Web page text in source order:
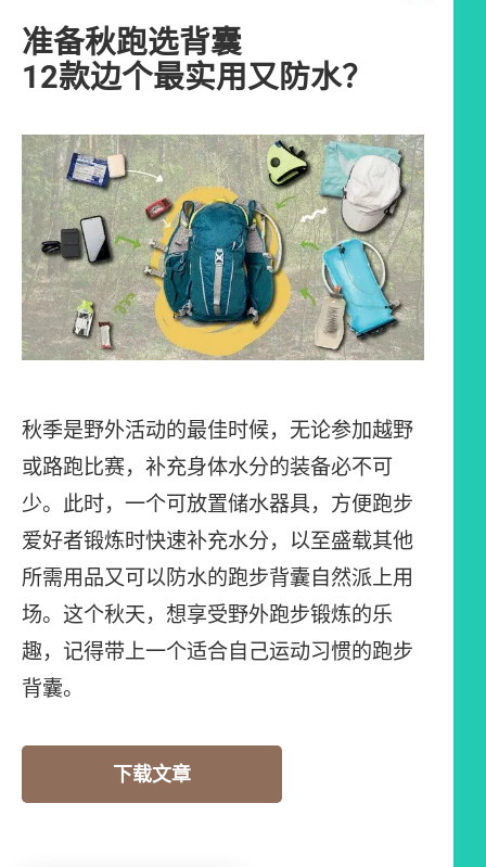
准备秋跑选背囊
12款边个最实用又防水？
秋季是野外活动的最佳时候，无论参加越野
或路跑比赛，补充身体水分的装备必不可
少。此时，一个可放置储水器具，方便跑步
爱好者锻炼时快速补充水分，以至盛载其他
所需用品又可以防水的跑步背囊自然派上用
场。这个秋天，想享受野外跑步锻炼的乐
趣，记得带上一个适合自己运动习惯的跑步
背囊。
下载文章